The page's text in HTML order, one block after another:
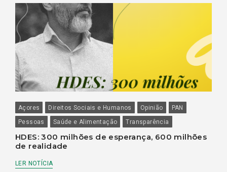
Açores Direitos Sociais e Humanos Opinião
PAN
Pessoas
Saúde e Alimentação Transparência
HDES: 300 milhões de esperança, 600 milhões
de realidade
LER NOTÍCIA